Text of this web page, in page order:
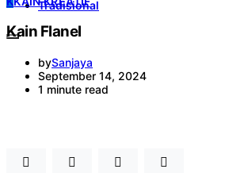
Tradisional
Kain Flanel
bySanjaya
September 14, 2024
1 minute read